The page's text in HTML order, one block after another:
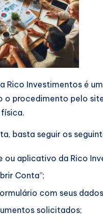
Rico Investimentos é
o procedimento pelo
basta seguir os
ou aplicativo da Rico
Conta”;
com seus
solicitados;